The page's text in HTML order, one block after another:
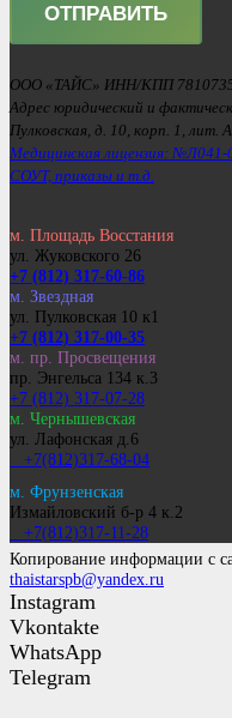
ОТПРАВИТЬ
ООО «ТАЙС» ИНН/КПП
Адрес юридический и
Пулковская, д. 10, корп. 1,
Медицинская лицензия:
СОУТ, приказы и т.д.
м. Площадь Восстания
ул. Жуковского 26
+7 (812) 317-60-86
м. Звездная
ул. Пулковская 10 к1
+7 (812) 317-00-35
м. пр. Просвещения
пр. Энгельса 134 к.3
+7 (812) 317-07-28
м. Чернышевская
ул. Лафонская д.6
+7(812)317-68-04
м. Фрунзенская
Измайловский б-р 4 к.2
+7(812)317-11-28
Копирование информации с
thaistarspb@yandex.ru
Instagram
Vkontakte
WhatsApp
Telegram